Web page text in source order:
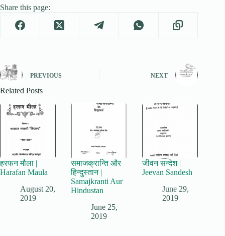
Share this page:
PREVIOUS NEXT
Related Posts
हरफन मौला |
Harafan Maula
August 20,
2019
समाजक्रान्ति और
हिन्दुस्तान |
Samajkranti Aur
Hindustan
June 25,
2019
जीवन सन्देश |
Jeevan Sandesh
June 29,
2019